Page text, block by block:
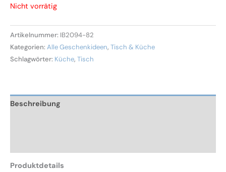
Nicht vorrätig
Artikelnummer: IB2094-82
Kategorien: Alle Geschenkideen, Tisch & Küche
Schlagwörter: Küche, Tisch
Beschreibung
Produktdetails